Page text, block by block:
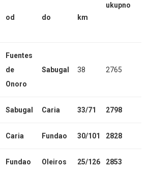
od do km
ukupno
Fuentes
de
Onoro
Sabugal 38 2765
Sabugal Caria 33/71 2798
Caria Fundao 30/101 2828
Fundao Oleiros 25/126 2853